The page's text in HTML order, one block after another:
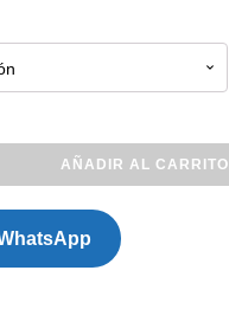
AÑADIR AL CARRITO